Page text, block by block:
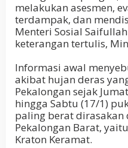
melakukan asesmen,
terdampak, dan
Menteri Sosial
keterangan tertulis,
Informasi awal
akibat hujan deras
Pekalongan sejak
hingga Sabtu (17/1)
paling berat dirasakan
Pekalongan Barat,
Kraton Keramat.